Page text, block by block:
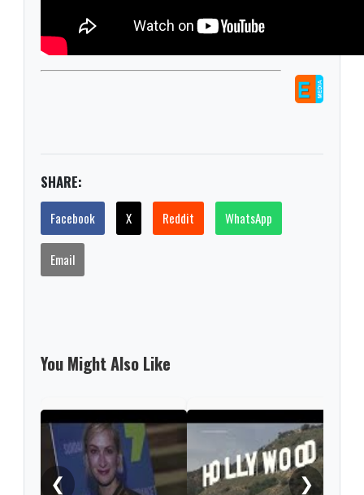
SHARE:
Facebook X Reddit WhatsApp
Email
You Might Also Like
❮ ❯